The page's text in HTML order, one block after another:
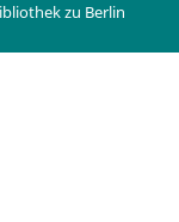
zu Berlin